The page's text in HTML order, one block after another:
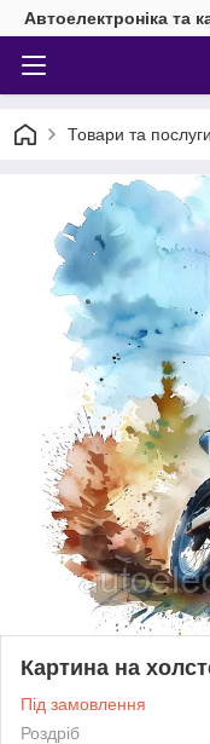
Автоелектроніка та
Товари та послуги
Картина на
Під замовлення
Роздріб